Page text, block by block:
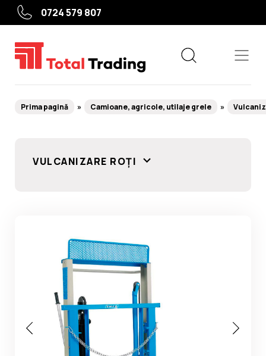
0724 579 807
Noutati
Ghidul Echipamentelor
Contact
Prima pagină Camioane, agricole, utilaje grele
VULCANIZARE ROȚI